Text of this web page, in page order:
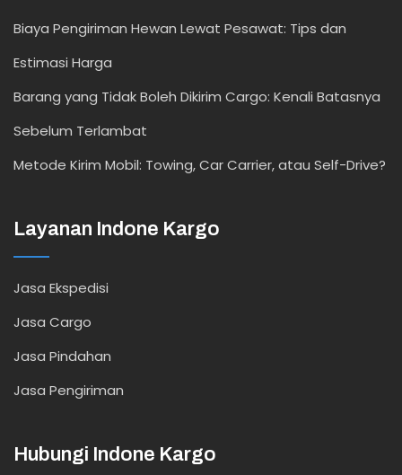
Biaya Pengiriman Hewan Lewat Pesawat: Tips dan
Estimasi Harga
Barang yang Tidak Boleh Dikirim Cargo: Kenali Batasnya
Sebelum Terlambat
Metode Kirim Mobil: Towing, Car Carrier, atau Self-Drive?
Layanan Indone Kargo
Jasa Ekspedisi
Jasa Cargo
Jasa Pindahan
Jasa Pengiriman
Hubungi Indone Kargo